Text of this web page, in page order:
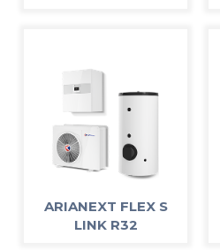
ARIANEXT FLEX S
LINK R32